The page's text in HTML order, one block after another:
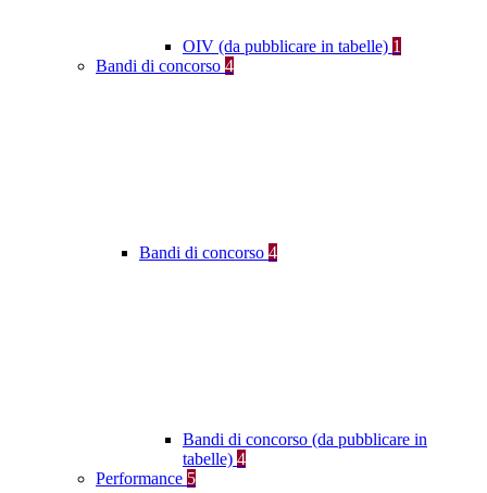
OIV (da pubblicare in tabelle) 1
Bandi di concorso 4
Bandi di concorso 4
Bandi di concorso (da pubblicare in
tabelle) 4
Performance 5